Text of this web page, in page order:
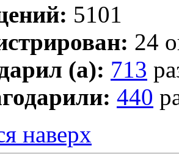
5101
24
(а): 713
440
наверх